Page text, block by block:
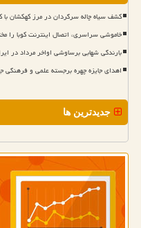
کشف سیاه چاله سرگردان در مرز کهکشان
خاموشی سراسری، اتصال اینترنت کوبا را
بارندگی شهابی برساوشی اواخر مرداد در
اهدای جایزه چهره برجسته علمی و فرهنگی
جدیدترین ها